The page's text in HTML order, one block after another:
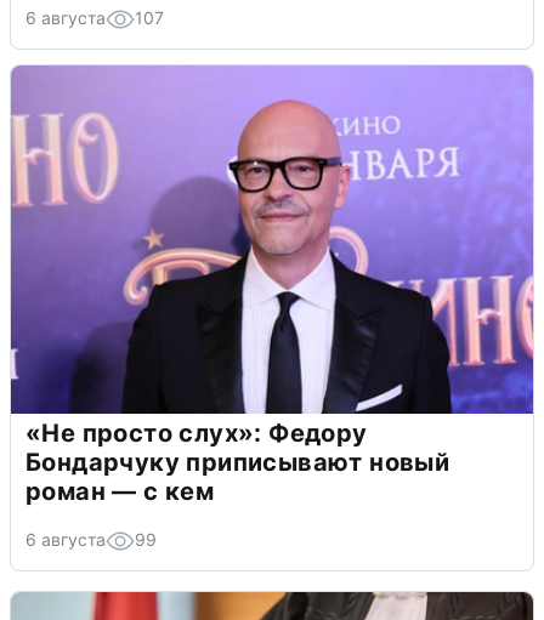
6 августа 107
«Не просто слух»: Федору
Бондарчуку приписывают новый
роман — с кем
6 августа 99